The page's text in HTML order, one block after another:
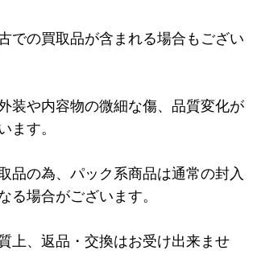
での買取品が含まれる場合もござい
装や内容物の微細な傷、品質変化が
ます。
品の為、パック系商品は通常の封入
る場合がございます。
上、返品・交換はお受け出来ませ